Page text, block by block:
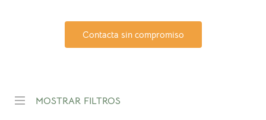
Contacta sin compromiso
MOSTRAR FILTROS